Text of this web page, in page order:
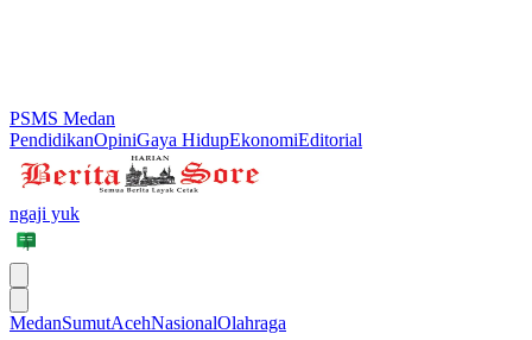
PSMS Medan
PendidikanOpiniGaya HidupEkonomiEditorial
ngaji yuk
MedanSumutAcehNasionalOlahraga